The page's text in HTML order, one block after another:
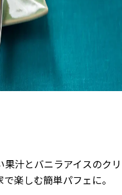
汁とバニラアイスのクリ
楽しむ簡単パフェに。